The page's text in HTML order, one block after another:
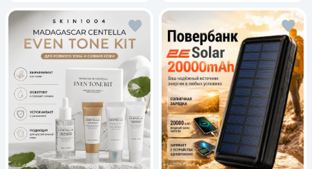
— bu zamonaviy smartfon bo‘lib, u oqilona narxda
maksimal imkoniyatlarni xohlaydiganlar uchun yaratilgan.
Qurilma zamonaviy dizayn, 120 Gts chastotali katta va silliq
ekran, kuchli UNISOC T7250 sakkiz yadroli protsessor